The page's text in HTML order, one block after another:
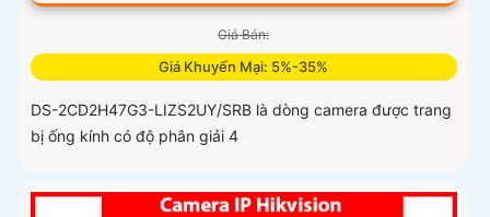
Giá Bán:
Giá Khuyến Mại: 5%-35%
DS-2CD2H47G3-LIZS2UY/SRB là dòng camera được trang
bị ống kính có độ phân giải 4